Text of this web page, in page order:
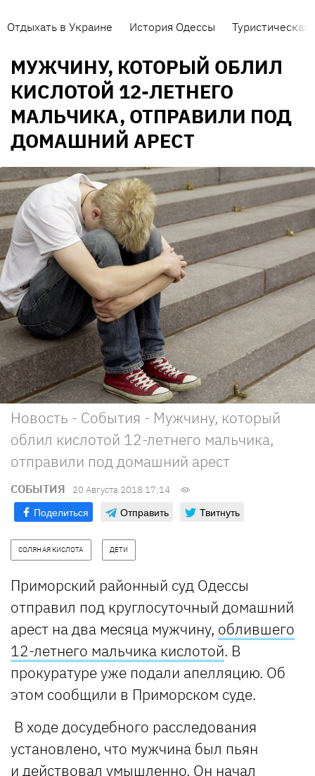
Отдыхать в Украине История Одессы Туристическая
МУЖЧИНУ, КОТОРЫЙ ОБЛИЛ
КИСЛОТОЙ 12-ЛЕТНЕГО
МАЛЬЧИКА, ОТПРАВИЛИ ПОД
ДОМАШНИЙ АРЕСТ
Новость - События - Мужчину, который
облил кислотой 12-летнего мальчика,
отправили под домашний арест
СОБЫТИЯ 20 Августа 2018 17:14
Поделиться Отправить Твитнуть
СОЛЯНАЯ КИСЛОТА ДЕТИ
Приморский районный суд Одессы
отправил под круглосуточный домашний
арест на два месяца мужчину, облившего
12-летнего мальчика кислотой. В
прокуратуре уже подали апелляцию. Об
этом сообщили в Приморском суде.
В ходе досудебного расследования
установлено, что мужчина был пьян
и действовал умышленно. Он начал